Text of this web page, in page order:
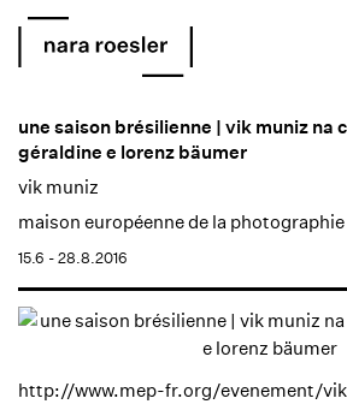
une saison brésilienne | vik muniz na
géraldine e lorenz bäumer
vik muniz
maison européenne de la
15.6 - 28.8.2016
http://www.mep-fr.org/evenement/